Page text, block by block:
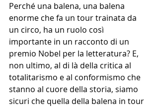
Perché una balena, una balena
enorme che fa un tour trainata da
un circo, ha un ruolo così
importante in un racconto di un
premio Nobel per la letteratura? E,
non ultimo, al di là della critica al
totalitarismo e al conformismo che
stanno al cuore della storia, siamo
sicuri che quella della balena in tour